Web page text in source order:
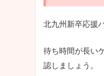
北九州新卒応援
待ち時間が長い
認しましょう。